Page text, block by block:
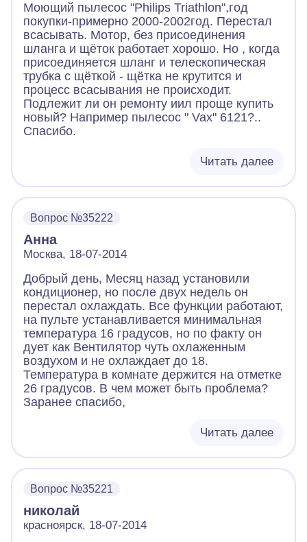
Моющий пылесос "Philips Triathlon",год
покупки-примерно 2000-2002год. Перестал
всасывать. Мотор, без присоединения
шланга и щёток работает хорошо. Но , когда
присоединяется шланг и телескопическая
трубка с щёткой - щётка не крутится и
процесс всасывания не происходит.
Подлежит ли он ремонту иил проще купить
новый? Например пылесос " Vax" 6121?..
Спасибо.
Читать далее
Вопрос №35222
Анна
Москва, 18-07-2014
Добрый день, Месяц назад установили
кондиционер, но после двух недель он
перестал охлаждать. Все функции работают,
на пульте устанавливается минимальная
температура 16 градусов, но по факту он
дует как Вентилятор чуть охлаженным
воздухом и не охлаждает до 18.
Температура в комнате держится на отметке
26 градусов. В чем может быть проблема?
Заранее спасибо,
Читать далее
Вопрос №35221
николай
красноярск, 18-07-2014